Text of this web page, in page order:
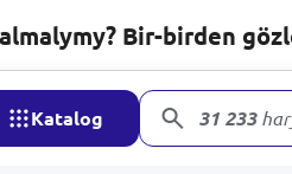
Bir-birden
Katalog 31 233